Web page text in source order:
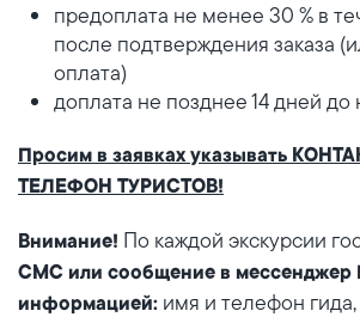
предоплата не менее 30 % в
после подтверждения заказа
оплата)
доплата не позднее 14 дней до
Просим в заявках указывать
ТЕЛЕФОН ТУРИСТОВ!
Внимание! По каждой экскурсии
СМС или сообщение в мессенджер
информацией: имя и телефон